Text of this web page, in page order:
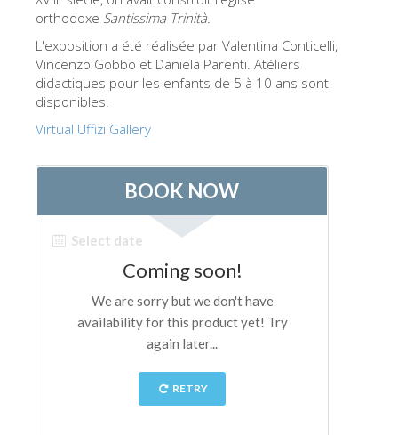
FRANÇAIS
ESPAÑOL
orthodoxe Santissima Trinità.
L'exposition a été réalisée par Valentina Conticelli,
Vincenzo Gobbo et Daniela Parenti. Atéliers
didactiques pour les enfants de 5 à 10 ans sont
disponibles.
Virtual Uffizi Gallery